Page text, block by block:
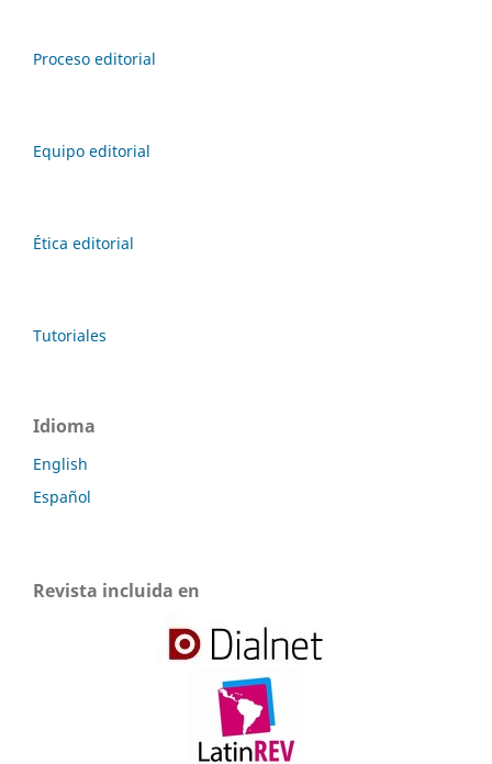
Proceso editorial
Equipo editorial
Ética editorial
Tutoriales
Idioma
English
Español
Revista incluida en